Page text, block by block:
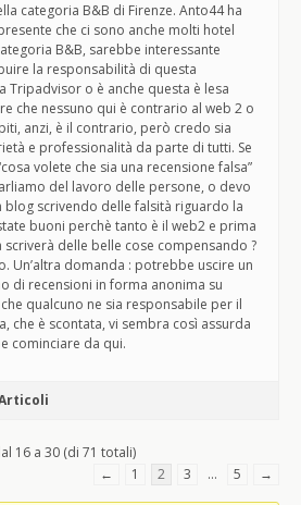
categoria B&B di Firenze. Anto44 ha
che ci sono anche molti hotel
B&B, sarebbe interessante
la responsabilità di questa
Tripadvisor o è anche questa è lesa
che nessuno qui è contrario al web 2 o
anzi, è il contrario, però credo sia
e professionalità da parte di tutti. Se
volete che sia una recensione falsa”
del lavoro delle persone, o devo
blog scrivendo delle falsità riguardo la
buoni perchè tanto è il web2 e prima
delle belle cose compensando ?
Un’altra domanda : potrebbe uscire un
di recensioni in forma anonima su
qualcuno ne sia responsabile per il
che è scontata, vi sembra così assurda
cominciare da qui.
16 a 30 (di 71 totali)
←
1 2 3 … 5 →